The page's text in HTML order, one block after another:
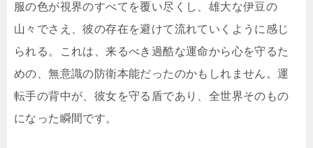
服の色が視界のすべてを覆い尽くし、雄大な伊豆の
山々でさえ、彼の存在を避けて流れていくように感じ
られる。これは、来るべき過酷な運命から心を守るた
めの、無意識の防衛本能だったのかもしれません。運
転手の背中が、彼女を守る盾であり、全世界そのもの
になった瞬間です。